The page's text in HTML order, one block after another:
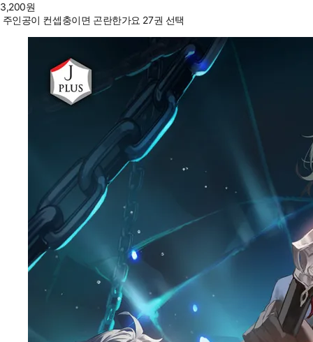
3,200원
주인공이 컨셉충이면 곤란한가요 27권 선택